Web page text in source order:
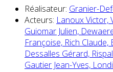
Réalisateur: Granier-
Acteurs: Lanoux Victor,
Guiomar Julien,
Françoise, Rich Claude,
Dessalles Gérard,
Gautier Jean-Yves,